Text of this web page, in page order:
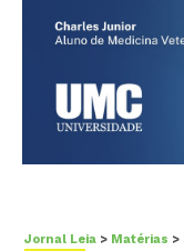
Jornal Leia > Matérias >